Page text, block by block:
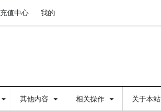
充值中心 我的
其他内容 相关操作 关于本站